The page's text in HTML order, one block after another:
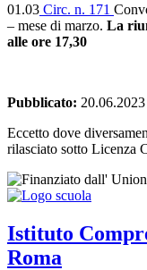
01.03 Circ. n. 171
– mese di marzo. La
alle ore 17,30
Pubblicato: 20.06.2023
Eccetto dove
rilasciato sotto Licenza
Istituto
Roma